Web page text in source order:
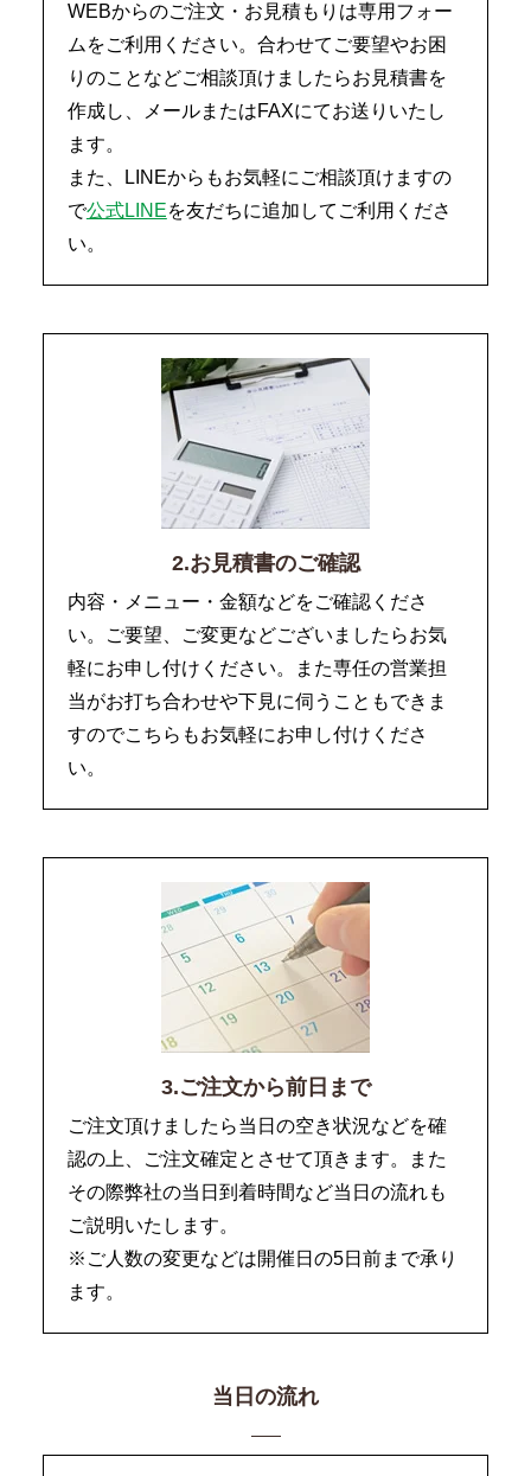
WEBからのご注文・お見積もりは専用フォー
ムをご利用ください。合わせてご要望やお困
りのことなどご相談頂けましたらお見積書を
作成し、メールまたはFAXにてお送りいたし
ます。
また、LINEからもお気軽にご相談頂けますの
で公式LINEを友だちに追加してご利用くださ
い。
2.お見積書のご確認
内容・メニュー・金額などをご確認くださ
い。ご要望、ご変更などございましたらお気
軽にお申し付けください。また専任の営業担
当がお打ち合わせや下見に伺うこともできま
すのでこちらもお気軽にお申し付けくださ
い。
3.ご注文から前日まで
ご注文頂けましたら当日の空き状況などを確
認の上、ご注文確定とさせて頂きます。また
その際弊社の当日到着時間など当日の流れも
ご説明いたします。
※ご人数の変更などは開催日の5日前まで承り
ます。
当日の流れ